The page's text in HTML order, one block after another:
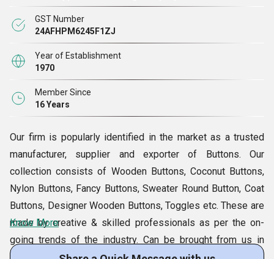
GST Number
24AFHPM6245F1ZJ
Year of Establishment
1970
Member Since
16 Years
Our firm is popularly identified in the market as a trusted
manufacturer, supplier and exporter of Buttons. Our
collection consists of Wooden Buttons, Coconut Buttons,
Nylon Buttons, Fancy Buttons, Sweater Round Button, Coat
Buttons, Designer Wooden Buttons, Toggles etc. These are
made by creative & skilled professionals as per the on-
going trends of the industry. Can be brought from us in
Know More